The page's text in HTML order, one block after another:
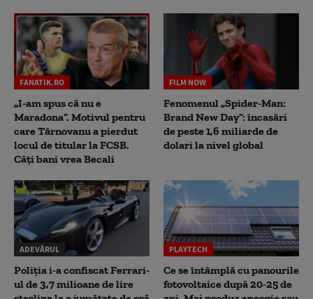
FANATIK.RO
„I-am spus că nu e
Maradona”. Motivul pentru
care Târnovanu a pierdut
locul de titular la FCSB.
Câți bani vrea Becali
FILM NOW
Fenomenul „Spider-Man:
Brand New Day”: încasări
de peste 1,6 miliarde de
dolari la nivel global
ADEVĂRUL
Poliția i-a confiscat Ferrari-
ul de 3,7 milioane de lire
PLAYTECH
Ce se întâmplă cu panourile
fotovoltaice după 20-25 de